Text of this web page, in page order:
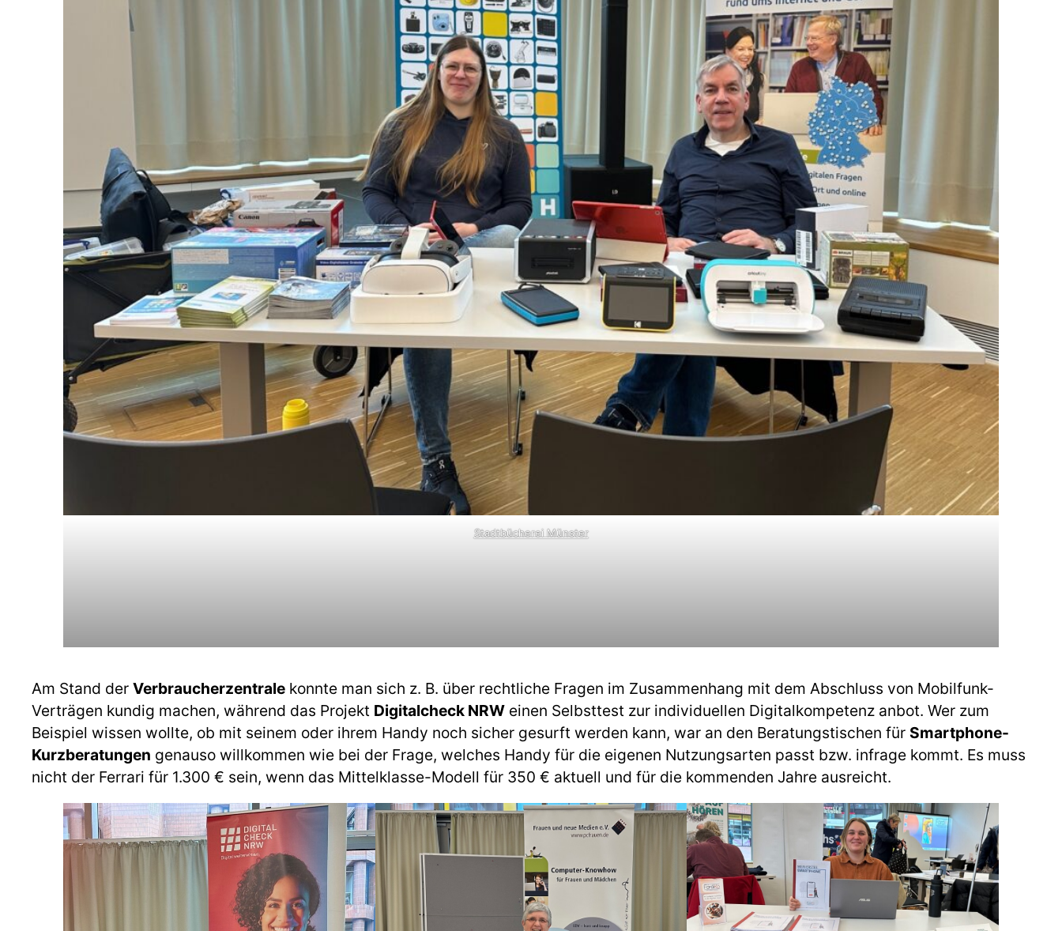
Stadtbücherei Münster
Am Stand der Verbraucherzentrale konnte man sich z. B. über rechtliche Fragen im Zusammenhang mit dem Abschluss von Mobilfunk-
Verträgen kundig machen, während das Projekt Digitalcheck NRW einen Selbsttest zur individuellen Digitalkompetenz anbot. Wer zum
Beispiel wissen wollte, ob mit seinem oder ihrem Handy noch sicher gesurft werden kann, war an den Beratungstischen für Smartphone-
Kurzberatungen genauso willkommen wie bei der Frage, welches Handy für die eigenen Nutzungsarten passt bzw. infrage kommt. Es muss
nicht der Ferrari für 1.300 € sein, wenn das Mittelklasse-Modell für 350 € aktuell und für die kommenden Jahre ausreicht.